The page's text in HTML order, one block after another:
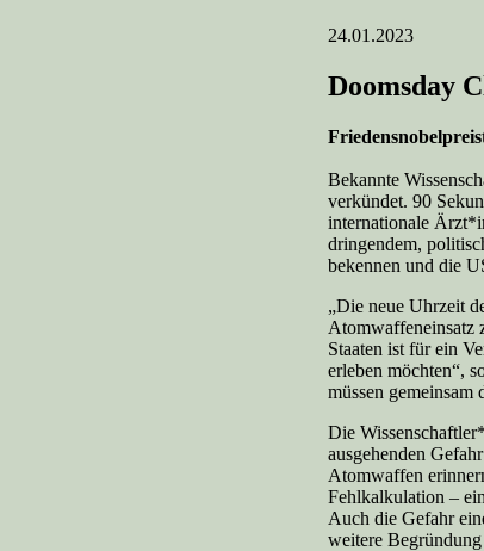
24.01.2023
Doomsday
Bekannte
verkündet. 90
internationale
dringendem,
bekennen und die
„Die neue Uhrzeit
Atomwaffeneinsatz
Staaten ist für ein
erleben möchten“,
müssen
Die
ausgehenden
Atomwaffen
Fehlkalkulation –
Auch die Gefahr
weitere